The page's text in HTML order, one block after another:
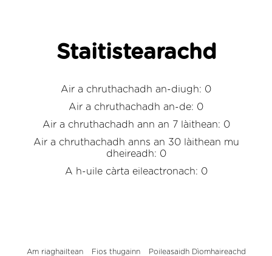
Staitistearachd
Air a chruthachadh an-diugh: 0
Air a chruthachadh an-de: 0
Air a chruthachadh ann an 7 làithean: 0
Air a chruthachadh anns an 30 làithean mu
dheireadh: 0
A h-uile càrta eileactronach: 0
Am riaghailtean Fios thugainn Poileasaidh Dìomhaireachd